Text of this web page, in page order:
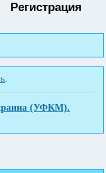
Регистрация
(УФКМ).